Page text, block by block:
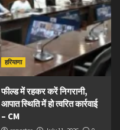
हरियाणा
फील्ड में रहकर करें निगरानी,
आपात स्थिति में हो त्वरित कार्रवाई
– CM